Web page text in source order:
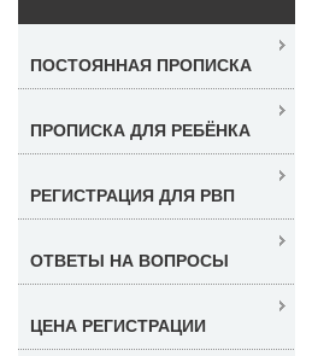
ПОСТОЯННАЯ ПРОПИСКА
ПРОПИСКА ДЛЯ РЕБЁНКА
РЕГИСТРАЦИЯ ДЛЯ РВП
ОТВЕТЫ НА ВОПРОСЫ
ЦЕНА РЕГИСТРАЦИИ